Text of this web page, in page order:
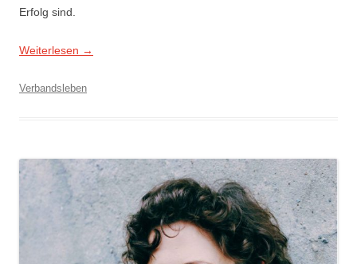
Erfolg sind.
Weiterlesen →
Verbandsleben